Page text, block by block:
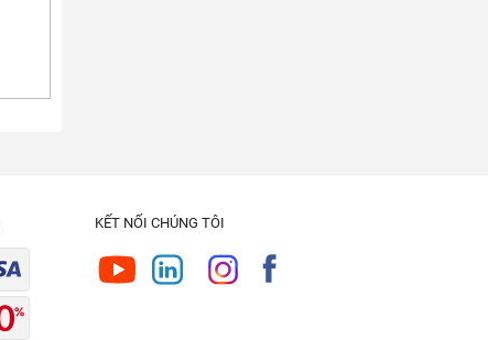
KẾT NỐI CHÚNG TÔI